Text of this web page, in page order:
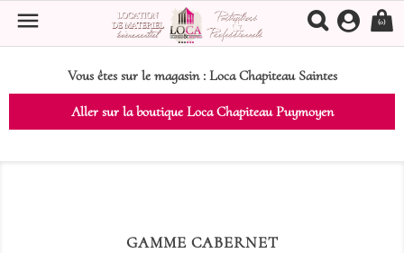
Vous êtes sur le magasin :Loca Chapiteau Saintes
Aller sur la boutique Loca Chapiteau Puymoyen
 (0)
GAMME CABERNET